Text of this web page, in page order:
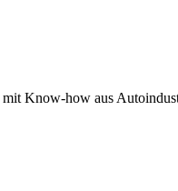
mit Know-how aus